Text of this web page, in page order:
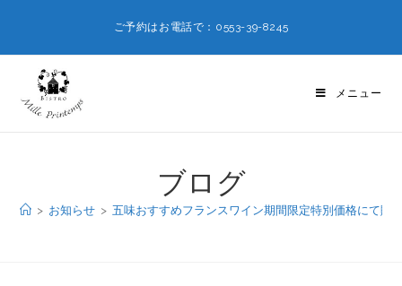
ご予約はお電話で：0553-39-8245
メニュー
ブログ
> お知らせ > 五味おすすめフランスワイン期間限定特別価格にて販